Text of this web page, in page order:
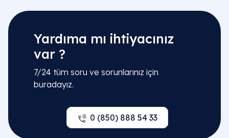
Yardıma mı ihtiyacınız
var ?
7/24 tüm soru ve sorunlarınız için
buradayız.
0 (850) 888 54 33